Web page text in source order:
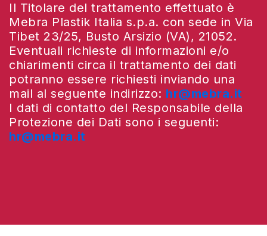
Il Titolare del trattamento effettuato è
Mebra Plastik Italia s.p.a. con sede in Via
Tibet 23/25, Busto Arsizio (VA), 21052.
Eventuali richieste di informazioni e/o
chiarimenti circa il trattamento dei dati
potranno essere richiesti inviando una
mail al seguente indirizzo: hr@mebra.it
I dati di contatto del Responsabile della
Protezione dei Dati sono i seguenti:
hr@mebra.it